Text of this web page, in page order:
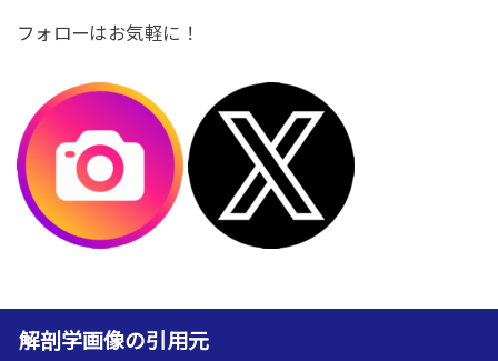
フォローはお気軽に！
解剖学画像の引用元